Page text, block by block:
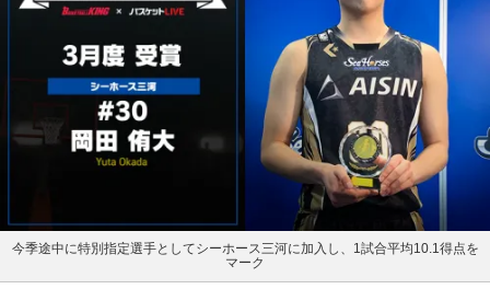
今季途中に特別指定選手としてシーホース三河に加入し、1試合平均10.1得点を
マーク